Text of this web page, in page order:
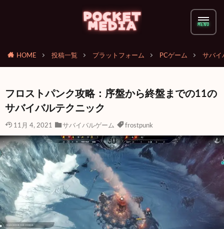
HOME 投稿一覧 プラットフォーム PCゲーム サバイ
フロストパンク攻略：序盤から終盤までの11の
サバイバルテクニック
11月 4, 2021 サバイバルゲーム frostpunk